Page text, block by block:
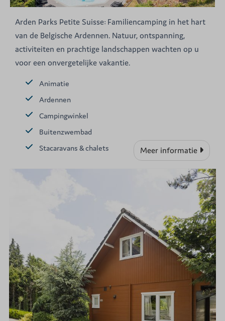
Arden Parks Petite Suisse: Familiencamping in het hart
van de Belgische Ardennen. Natuur, ontspanning,
activiteiten en prachtige landschappen wachten op u
voor een onvergetelijke vakantie.
Animatie
Ardennen
Campingwinkel
Buitenzwembad
Stacaravans & chalets
Meer informatie